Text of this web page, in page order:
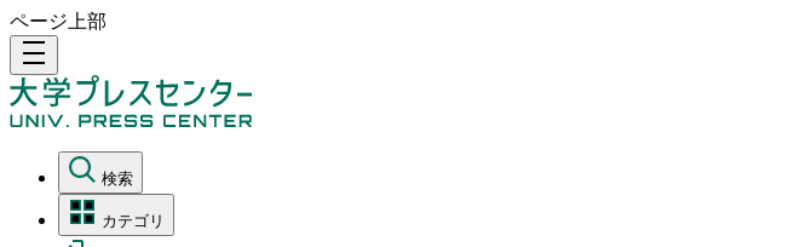
ページ上部
density_medium
検索
カテゴリ